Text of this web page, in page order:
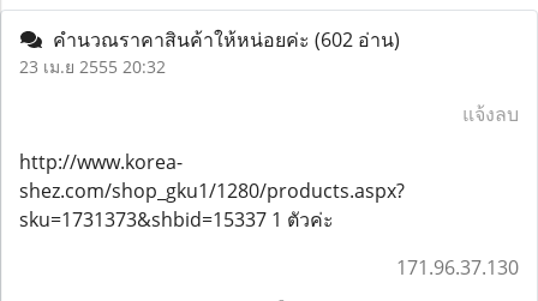
คำนวณราคาสินค้าให้หน่อยค่ะ (602 อ่าน)
23 เม.ย 2555 20:32
แจ้งลบ
http://www.korea-
shez.com/shop_gku1/1280/products.aspx?
sku=1731373&shbid=15337 1 ตัวค่ะ
171.96.37.130